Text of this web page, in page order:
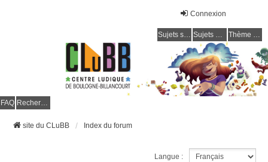
Connexion
Sujets sans réponse Sujets actifs Thème clair / foncé
FAQ Rechercher
site du CLuBB Index du forum
Langue :